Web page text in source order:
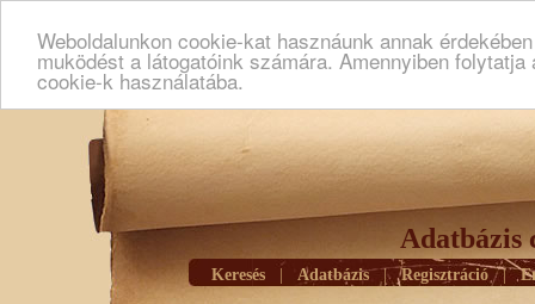
Weboldalunkon cookie-kat hasznáunk annak
muködést a látogatóink számára. Amennyiben
cookie-k használatába.
Adatbázis
Keresés Adatbázis | Regisztráció |